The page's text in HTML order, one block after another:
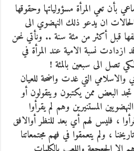
بأن تعي المرأة مسؤولياتها وحقوقها
ان يدعو ذلك النهضوي الى
قبل أكثر من مئة سنة .. ونأتي نحن
ازدادت نسبة الامية عند المرأة في
تصل الى سبعين بالمئة !
والاسلامي التي غدت واضحة للعيان
البعض ممن يكتبون ويتقولون أو
المستنيرين وهم لم يقرأوا
، فليس لهم أي بعد للنظر أوالافق
، ولم يتعمقوا في فهم مجتمعاتنا